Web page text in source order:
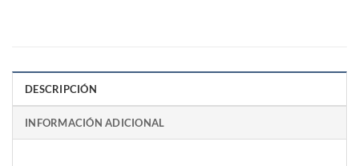
DESCRIPCIÓN
INFORMACIÓN ADICIONAL